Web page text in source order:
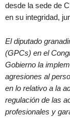
desde la sede de
en su integridad,
El diputado
(GPCs) en el
Gobierno la
agresiones al
en lo relativo a la
regulación de las
profesionales y